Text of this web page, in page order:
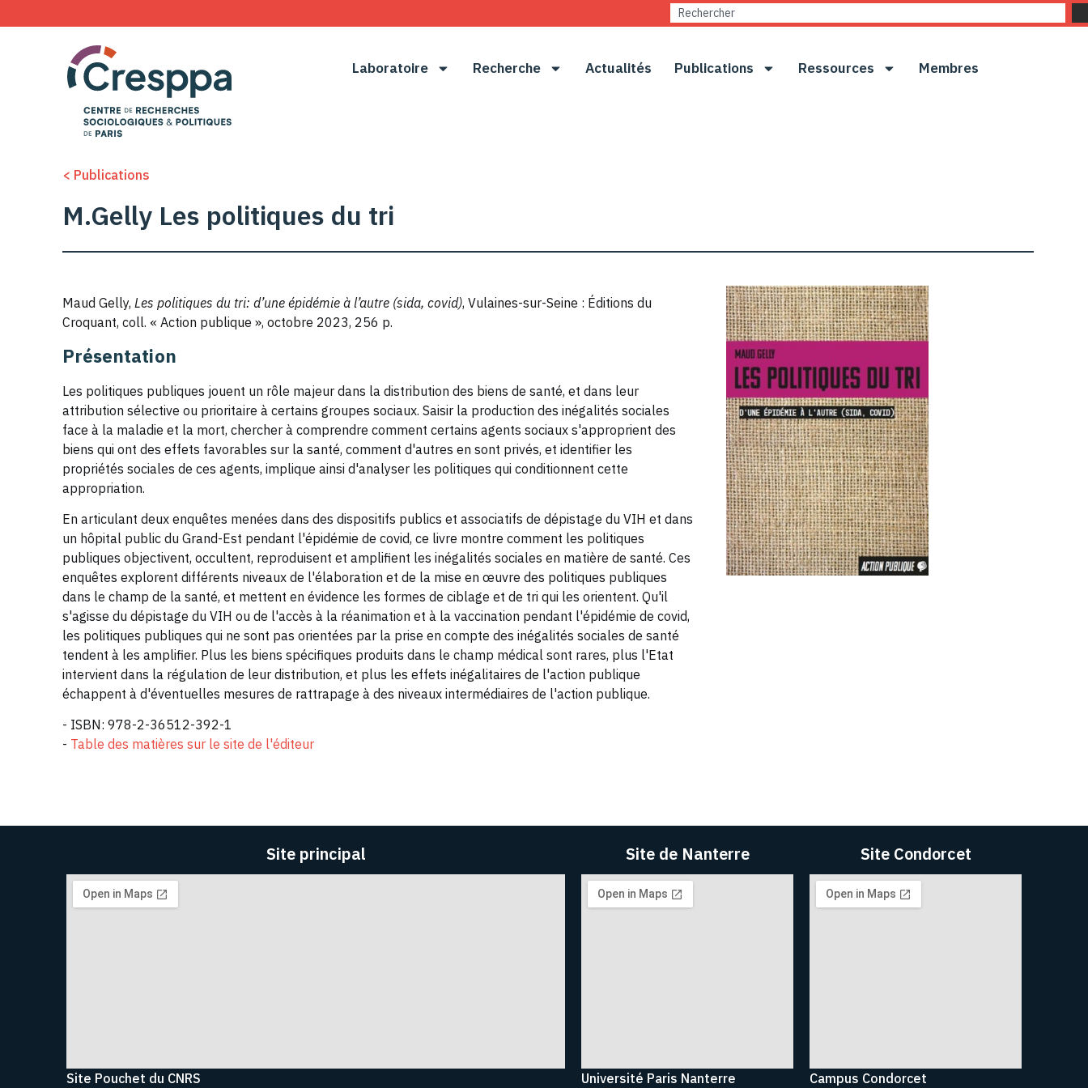
Laboratoire Recherche Actualités Publications Ressources Membres
< Publications
M.Gelly Les politiques du tri
Maud Gelly, Les politiques du tri: d’une épidémie à l’autre (sida, covid), Vulaines-sur-Seine : Éditions du
Croquant, coll. « Action publique », octobre 2023, 256 p.
Présentation
Les politiques publiques jouent un rôle majeur dans la distribution des biens de santé, et dans leur
attribution sélective ou prioritaire à certains groupes sociaux. Saisir la production des inégalités sociales
face à la maladie et la mort, chercher à comprendre comment certains agents sociaux s'approprient des
biens qui ont des effets favorables sur la santé, comment d'autres en sont privés, et identifier les
propriétés sociales de ces agents, implique ainsi d'analyser les politiques qui conditionnent cette
appropriation.
En articulant deux enquêtes menées dans des dispositifs publics et associatifs de dépistage du VIH et dans
un hôpital public du Grand-Est pendant l'épidémie de covid, ce livre montre comment les politiques
publiques objectivent, occultent, reproduisent et amplifient les inégalités sociales en matière de santé. Ces
enquêtes explorent différents niveaux de l'élaboration et de la mise en œuvre des politiques publiques
dans le champ de la santé, et mettent en évidence les formes de ciblage et de tri qui les orientent. Qu'il
s'agisse du dépistage du VIH ou de l'accès à la réanimation et à la vaccination pendant l'épidémie de covid,
les politiques publiques qui ne sont pas orientées par la prise en compte des inégalités sociales de santé
tendent à les amplifier. Plus les biens spécifiques produits dans le champ médical sont rares, plus l'Etat
intervient dans la régulation de leur distribution, et plus les effets inégalitaires de l'action publique
échappent à d'éventuelles mesures de rattrapage à des niveaux intermédiaires de l'action publique.
- ISBN: 978-2-36512-392-1
- Table des matières sur le site de l'éditeur
Site principal
Site Pouchet du CNRS
Site de Nanterre
Université Paris Nanterre
Site Condorcet
Campus Condorcet